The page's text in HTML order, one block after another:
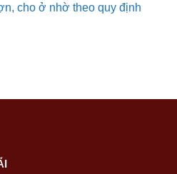
cho ở nhờ theo quy định